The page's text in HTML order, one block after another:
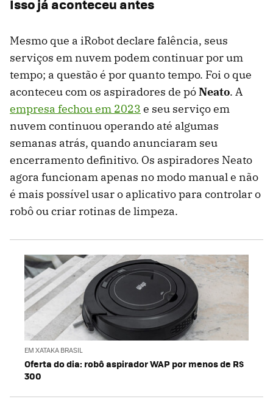
Isso já aconteceu antes
Mesmo que a iRobot declare falência, seus
serviços em nuvem podem continuar por um
tempo; a questão é por quanto tempo. Foi o que
aconteceu com os aspiradores de póNeato. A
empresa fechou em 2023 e seu serviço em
nuvem continuou operando até algumas
semanas atrás, quando anunciaram seu
encerramento definitivo. Os aspiradores Neato
agora funcionam apenas no modo manual e não
é mais possível usar o aplicativo para controlar o
robô ou criar rotinas de limpeza.
EM XATAKA BRASIL
Oferta do dia: robô aspirador WAP por menos de R$
300